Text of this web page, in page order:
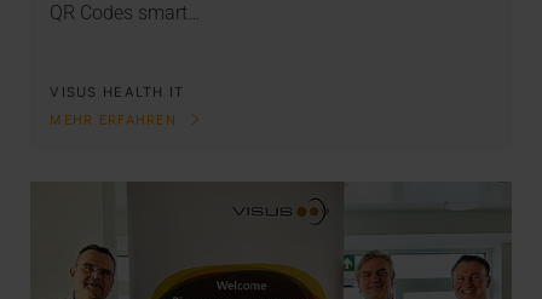
QR Codes smart…
VISUS HEALTH IT
MEHR ERFAHREN